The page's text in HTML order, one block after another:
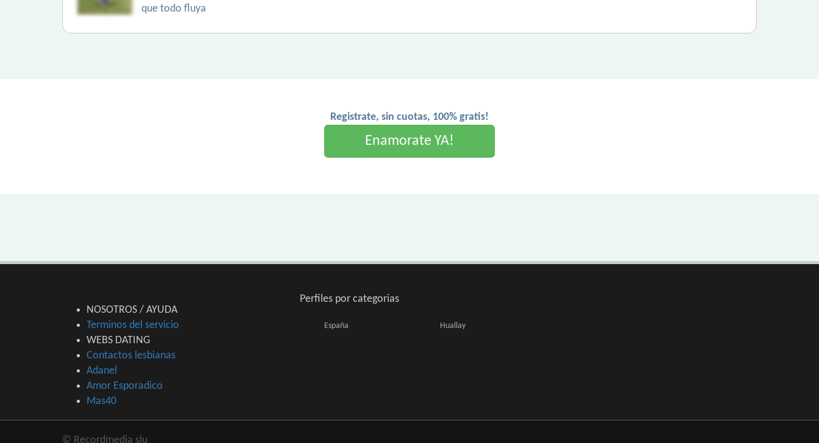
que todo fluya
Registrate, sin cuotas, 100% gratis!
Enamorate YA!
NOSOTROS / AYUDA
Terminos del servicio
WEBS DATING
Contactos lesbianas
Adanel
Amor Esporadico
Mas40
Perfiles por categorias
España Huallay
© Recordmedia slu